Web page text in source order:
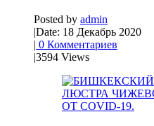
Posted by admin
|Date: 18 Декабрь 2020
| 0 Комментариев
|3594 Views